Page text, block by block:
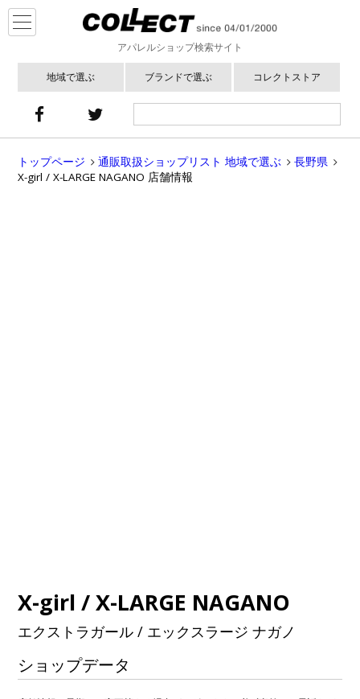
アパレルショップ検索サイト
地域で選ぶ ブランドで選ぶ コレクトストア
トップページ 通販取扱ショップリスト 地域で選ぶ
長野県
X-girl / X-LARGE NAGANO 店舗情報
X-girl / X-LARGE NAGANO
エクストラガール / エックスラージ ナガノ
ショップデータ